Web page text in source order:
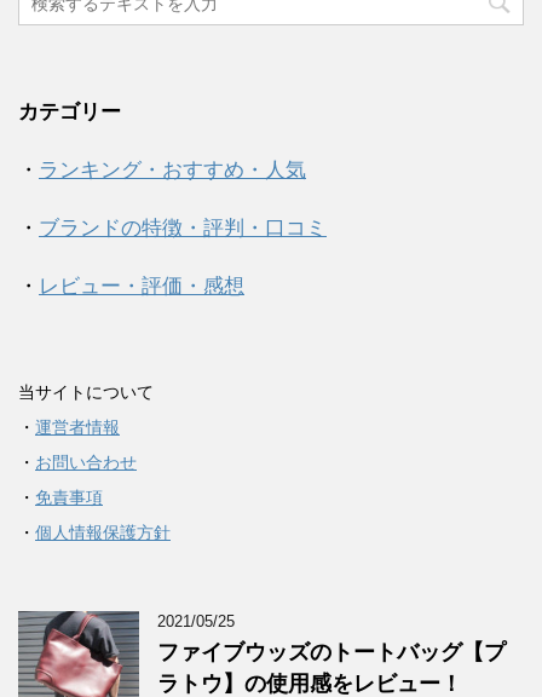
カテゴリー
・ ランキング・おすすめ・人気
・ ブランドの特徴・評判・口コミ
・ レビュー・評価・感想
当サイトについて
・ 運営者情報
・ お問い合わせ
・ 免責事項
・ 個人情報保護方針
2021/05/25
ファイブウッズのトートバッグ【プ
ラトウ】の使用感をレビュー！